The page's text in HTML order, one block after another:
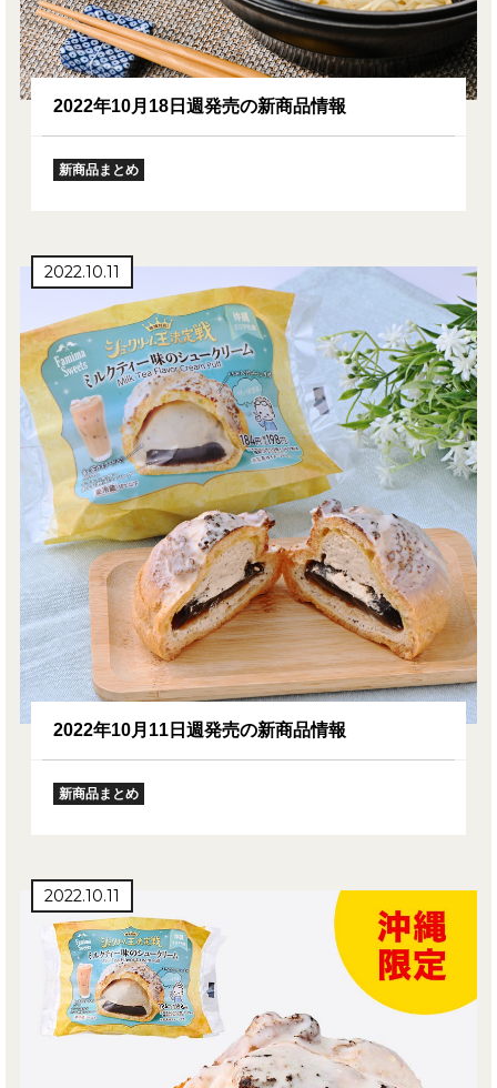
2022年10月18日週発売の新商品情報
新商品まとめ
2022.10.11
2022年10月11日週発売の新商品情報
新商品まとめ
2022.10.11